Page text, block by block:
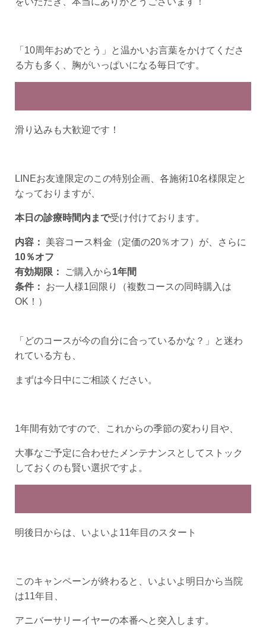
「10周年おめでとう」と温かいお言葉をかけてくださ
る方も多く、胸がいっぱいになる毎日です。
滑り込みも大歓迎です！
LINEお友達限定のこの特別企画、各施術10名様限定と
なっておりますが、
本日の診療時間内まで受け付けております。
内容：
美容コース料金（定価の20％オフ）が、さらに
10％オフ
有効期限：
ご購入から1年間
条件：
お一人様1回限り（複数コースの同時購入は
OK！）
「どのコースが今の自分に合っているかな？」と迷わ
れている方も、
まずは今日中にご相談ください。
1年間有効ですので、これからの季節の変わり目や、
大事なご予定に合わせたメンテナンスとしてストック
しておくのも賢い選択ですよ。
明後日からは、いよいよ11年目のスタート
このキャンペーンが終わると、いよいよ明日から当院
は11年目、
アニバーサリーイヤーの本番へと突入します。